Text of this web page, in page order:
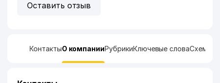
Оставить отзыв
КонтактыО компанииРубрикиКлючевые словаСхема